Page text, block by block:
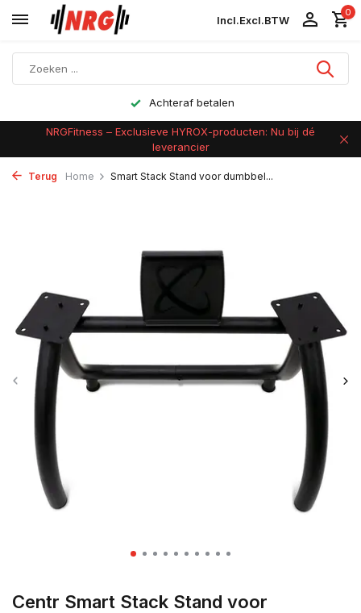
Incl.Excl.BTW
0
Achteraf betalen
NRGFitness – Exclusieve HYROX-producten: Nu bij dé
leverancier
Terug Home Smart Stack Stand voor dumbbel...
Centr Smart Stack Stand voor